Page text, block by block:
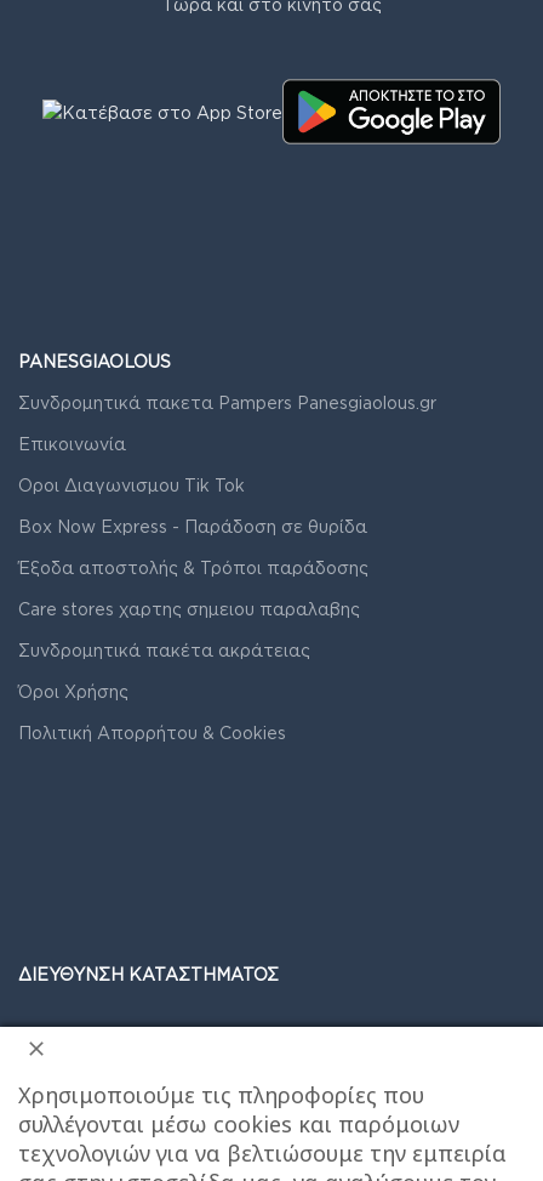
Τώρα και στο κινητό σας
PANESGIAOLOUS
Συνδρομητικά πακετα Pampers Panesgiaolous.gr
Επικοινωνία
Οροι Διαγωνισμου Tik Tok
Box Now Express - Παράδοση σε θυρίδα
Έξοδα αποστολής & Τρόποι παράδοσης
Care stores χαρτης σημειου παραλαβης
Συνδρομητικά πακέτα ακράτειας
Όροι Χρήσης
Πολιτική Απορρήτου & Cookies
ΔΙΕΥΘΥΝΣΗ ΚΑΤΑΣΤΗΜΑΤΟΣ
Care stores Χολαργού: 17ης Νοεμβρίου 20, Χολαργός ,
ΚΕΝΤΡΙΚΕΣ ΑΠΟΘΗΚΕΣ ΠΑΙΑΝΙΑΤηλεφωνο
επικοινωνίας αποθήκης : 6976890700
Χρησιμοποιούμε τις πληροφορίες που
συλλέγονται μέσω cookies και παρόμοιων
τεχνολογιών για να βελτιώσουμε την εμπειρία